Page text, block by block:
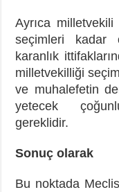
Ayrıca milletvekili
seçimleri kadar
karanlık
milletvekilliği
ve muhalefetin
yetecek
gereklidir.
Sonuç olarak
Bu noktada